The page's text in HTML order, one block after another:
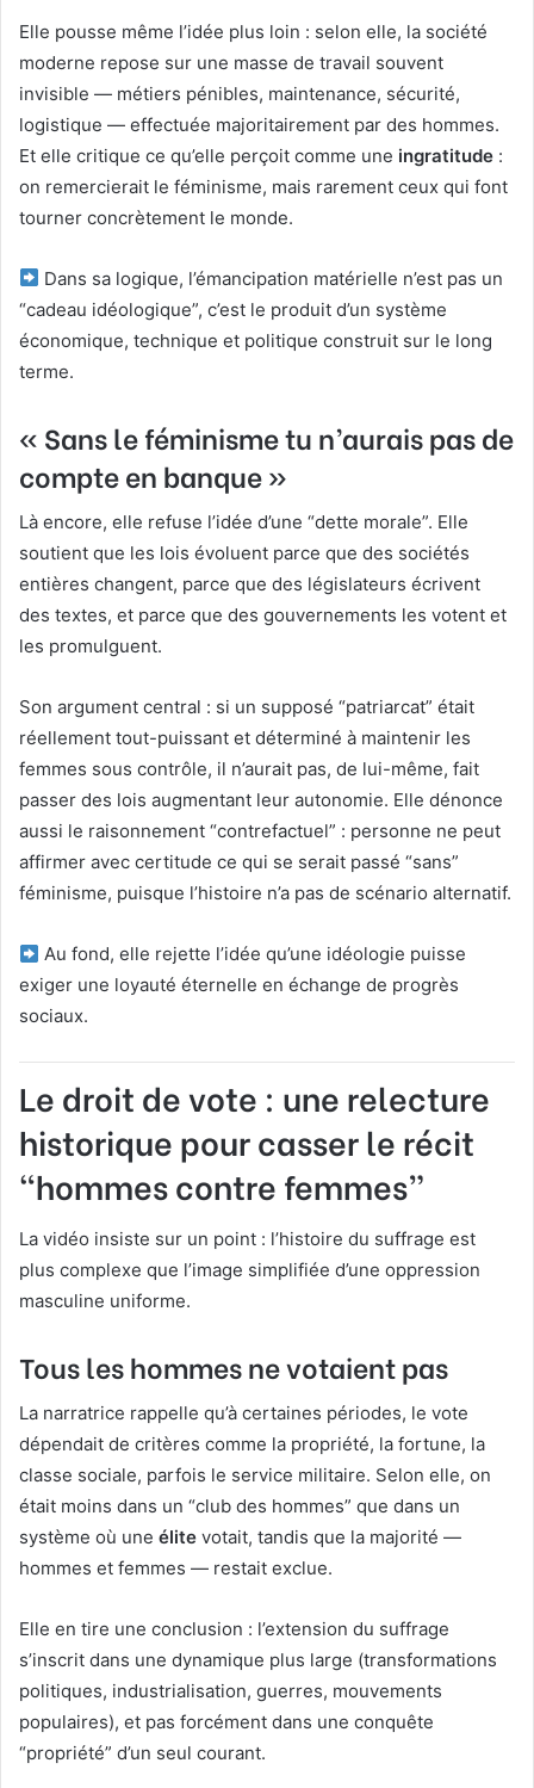
Elle pousse même l’idée plus loin : selon elle, la société
moderne repose sur une masse de travail souvent
invisible — métiers pénibles, maintenance, sécurité,
logistique — effectuée majoritairement par des hommes.
Et elle critique ce qu’elle perçoit comme une ingratitude :
on remercierait le féminisme, mais rarement ceux qui font
tourner concrètement le monde.
Dans sa logique, l’émancipation matérielle n’est pas un
“cadeau idéologique”, c’est le produit d’un système
économique, technique et politique construit sur le long
terme.
« Sans le féminisme tu n’aurais pas de
compte en banque »
Là encore, elle refuse l’idée d’une “dette morale”. Elle
soutient que les lois évoluent parce que des sociétés
entières changent, parce que des législateurs écrivent
des textes, et parce que des gouvernements les votent et
les promulguent.
Son argument central : si un supposé “patriarcat” était
réellement tout-puissant et déterminé à maintenir les
femmes sous contrôle, il n’aurait pas, de lui-même, fait
passer des lois augmentant leur autonomie. Elle dénonce
aussi le raisonnement “contrefactuel” : personne ne peut
affirmer avec certitude ce qui se serait passé “sans”
féminisme, puisque l’histoire n’a pas de scénario alternatif.
Au fond, elle rejette l’idée qu’une idéologie puisse
exiger une loyauté éternelle en échange de progrès
sociaux.
Le droit de vote : une relecture
historique pour casser le récit
“hommes contre femmes”
La vidéo insiste sur un point : l’histoire du suffrage est
plus complexe que l’image simplifiée d’une oppression
masculine uniforme.
Tous les hommes ne votaient pas
La narratrice rappelle qu’à certaines périodes, le vote
dépendait de critères comme la propriété, la fortune, la
classe sociale, parfois le service militaire. Selon elle, on
était moins dans un “club des hommes” que dans un
système où une élite votait, tandis que la majorité —
hommes et femmes — restait exclue.
Elle en tire une conclusion : l’extension du suffrage
s’inscrit dans une dynamique plus large (transformations
politiques, industrialisation, guerres, mouvements
populaires), et pas forcément dans une conquête
“propriété” d’un seul courant.